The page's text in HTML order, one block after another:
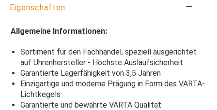
Eigenschaften
Allgemeine Informationen:
Sortiment für den Fachhandel, speziell ausgerichtet
auf Uhrenhersteller - Höchste Auslaufsicherheit
Garantierte Lagerfähigkeit von 3,5 Jahren
Einzigartige und moderne Prägung in Form des VARTA-
Lichtkegels
Garantierte und bewährte VARTA Qualität